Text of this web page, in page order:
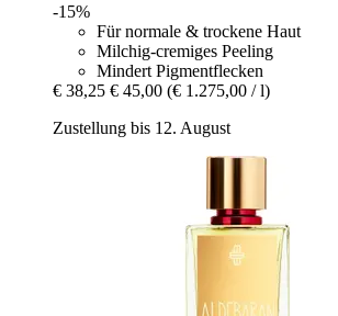
-15%
Für normale & trockene Haut
Milchig-cremiges Peeling
Mindert Pigmentflecken
€ 38,25 € 45,00 (€ 1.275,00 / l)
Zustellung bis 12. August